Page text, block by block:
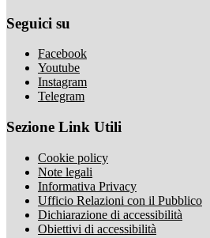
Seguici su
Facebook
Youtube
Instagram
Telegram
Sezione Link Utili
Cookie policy
Note legali
Informativa Privacy
Ufficio Relazioni con il Pubblico
Dichiarazione di accessibilità
Obiettivi di accessibilità